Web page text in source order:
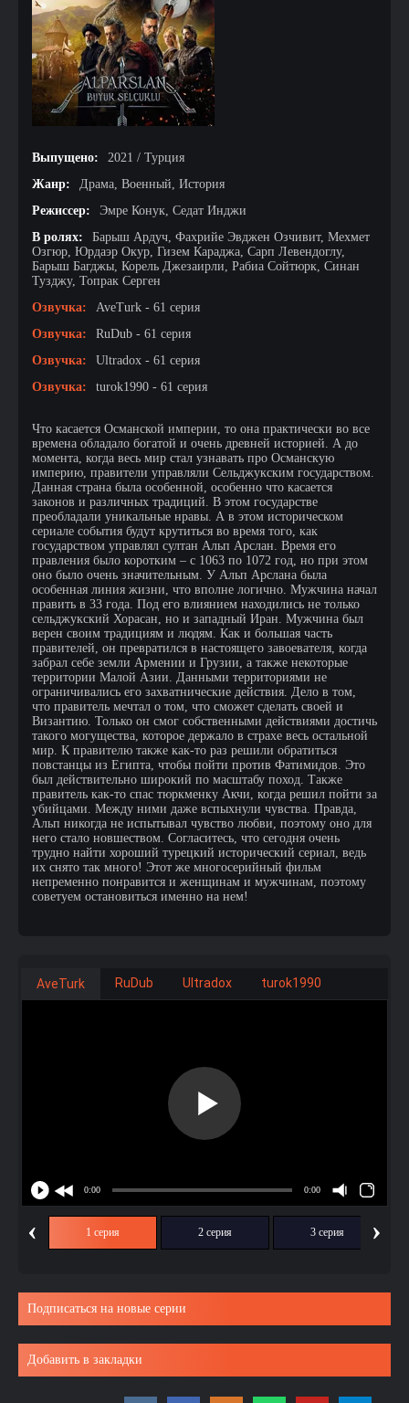
Выпущено:
2021 / Турция
Жанр:
Драма, Военный, История
Режиссер:
Эмре Конук, Седат Инджи
В ролях:
Барыш Ардуч, Фахрийе Эвджен Озчивит, Мехмет
Озгюр, Юрдаэр Окур, Гизем Караджа, Сарп Левендоглу,
Барыш Багджы, Корель Джезаирли, Рабиа Сойтюрк, Синан
Тузджу, Топрак Серген
Озвучка:
AveTurk - 61 серия
Озвучка:
RuDub - 61 серия
Озвучка:
Ultradox - 61 серия
Озвучка:
turok1990 - 61 серия
Что касается Османской империи, то она практически во все
времена обладало богатой и очень древней историей. А до
момента, когда весь мир стал узнавать про Османскую
империю, правители управляли Сельджукским государством.
Данная страна была особенной, особенно что касается
законов и различных традиций. В этом государстве
преобладали уникальные нравы. А в этом историческом
сериале события будут крутиться во время того, как
государством управлял султан Альп Арслан. Время его
правления было коротким – с 1063 по 1072 год, но при этом
оно было очень значительным. У Альп Арслана была
особенная линия жизни, что вполне логично. Мужчина начал
править в 33 года. Под его влиянием находились не только
сельджукский Хорасан, но и западный Иран. Мужчина был
верен своим традициям и людям. Как и большая часть
правителей, он превратился в настоящего завоевателя, когда
забрал себе земли Армении и Грузии, а также некоторые
территории Малой Азии. Данными территориями не
ограничивались его захватнические действия. Дело в том,
что правитель мечтал о том, что сможет сделать своей и
Византию. Только он смог собственными действиями достичь
такого могущества, которое держало в страхе весь остальной
мир. К правителю также как-то раз решили обратиться
повстанцы из Египта, чтобы пойти против Фатимидов. Это
был действительно широкий по масштабу поход. Также
правитель как-то спас тюркменку Акчи, когда решил пойти за
убийцами. Между ними даже вспыхнули чувства. Правда,
Альп никогда не испытывал чувство любви, поэтому оно для
него стало новшеством. Согласитесь, что сегодня очень
трудно найти хороший турецкий исторический сериал, ведь
их снято так много! Этот же многосерийный фильм
непременно понравится и женщинам и мужчинам, поэтому
советуем остановиться именно на нем!
AveTurk RuDub Ultradox turok1990
‹ 1 серия 2 серия 3 серия ›
Подписаться на новые серии
Добавить в закладки